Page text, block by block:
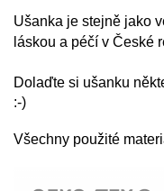
Ušanka je stejně jako
láskou a péčí v České
Dolaďte si ušanku
:-)
Všechny použité